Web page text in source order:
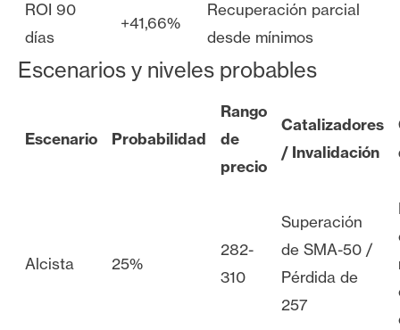
ROI 90
días
+41,66%
Recuperación parcial
desde mínimos
Escenarios y niveles probables
Escenario Probabilidad
Rango
de
precio
Catalizadores
/ Invalidación
Alcista 25%
282-
310
Superación
de SMA-50 /
Pérdida de
257